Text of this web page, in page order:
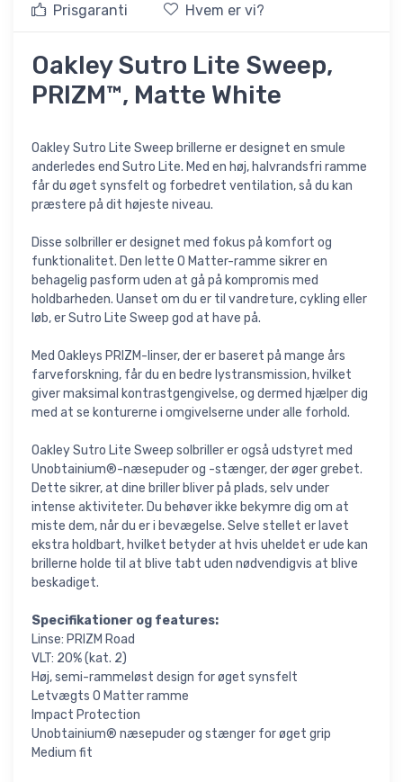
Prisgaranti Hvem er vi?
Oakley Sutro Lite Sweep,
PRIZM™, Matte White
Oakley Sutro Lite Sweep brillerne er designet en smule
anderledes end Sutro Lite. Med en høj, halvrandsfri ramme
får du øget synsfelt og forbedret ventilation, så du kan
præstere på dit højeste niveau.
Disse solbriller er designet med fokus på komfort og
funktionalitet. Den lette O Matter-ramme sikrer en
behagelig pasform uden at gå på kompromis med
holdbarheden. Uanset om du er til vandreture, cykling eller
løb, er Sutro Lite Sweep god at have på.
Med Oakleys PRIZM-linser, der er baseret på mange års
farveforskning, får du en bedre lystransmission, hvilket
giver maksimal kontrastgengivelse, og dermed hjælper dig
med at se konturerne i omgivelserne under alle forhold.
Oakley Sutro Lite Sweep solbriller er også udstyret med
Unobtainium®-næsepuder og -stænger, der øger grebet.
Dette sikrer, at dine briller bliver på plads, selv under
intense aktiviteter. Du behøver ikke bekymre dig om at
miste dem, når du er i bevægelse. Selve stellet er lavet
ekstra holdbart, hvilket betyder at hvis uheldet er ude kan
brillerne holde til at blive tabt uden nødvendigvis at blive
beskadiget.
Specifikationer og features:
Linse: PRIZM Road
VLT: 20% (kat. 2)
Høj, semi-rammeløst design for øget synsfelt
Letvægts O Matter ramme
Impact Protection
Unobtainium® næsepuder og stænger for øget grip
Medium fit